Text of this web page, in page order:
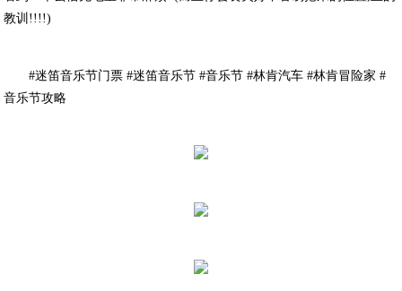
教训!!!!)
#迷笛音乐节门票 #迷笛音乐节 #音乐节 #林肯汽车 #林肯冒险家 #
音乐节攻略